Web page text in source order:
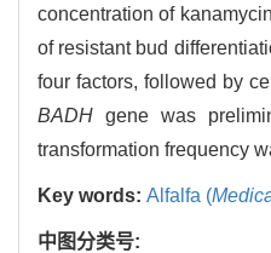
concentration of
of resistant bud
four factors, followed by
BADH gene was
transformation frequency
Key words: Alfalfa (
中图分类号: